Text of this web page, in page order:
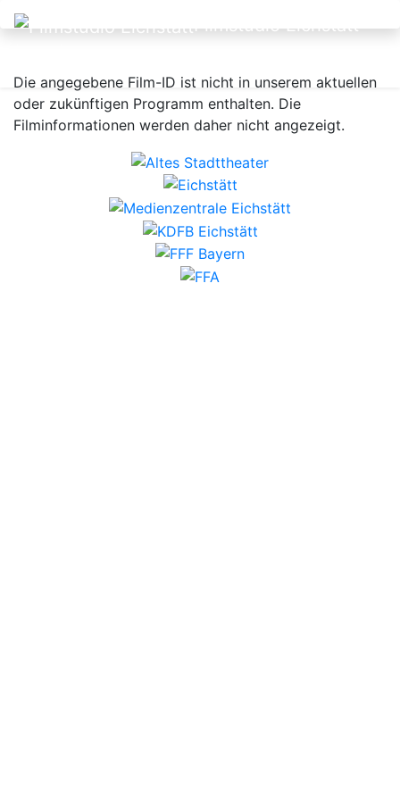
Filmstudio Eichstätt
Die angegebene Film-ID ist nicht in unserem aktuellen
oder zukünftigen Programm enthalten. Die
Filminformationen werden daher nicht angezeigt.